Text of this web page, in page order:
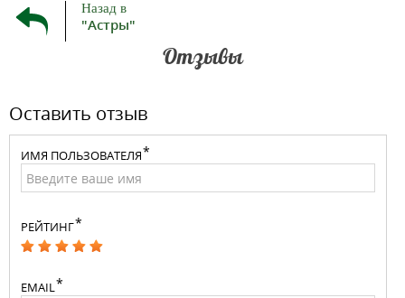
Назад в
"Астры"
Отзывы
Оставить отзыв
ИМЯ ПОЛЬЗОВАТЕЛЯ
РЕЙТИНГ
EMAIL